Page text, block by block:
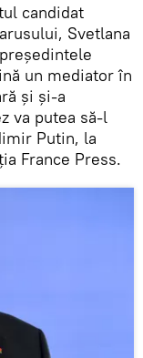
candidat
Svetlana
un mediator în
și și-a
va putea să-l
Putin, la
France Press.